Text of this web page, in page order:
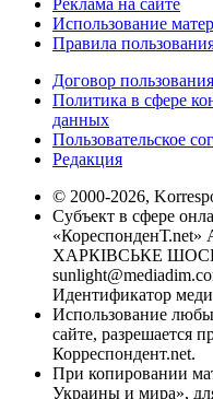
Реклама на сайте
Использование
Правила
Договор
Политика в сфере
данных
Пользовательское
Редакция
© 2000-2026,
Субъект в сфере
«КореспонденТ.net»
ХАРКІВСЬКЕ ШОСЕ,
Идентификатор
Использование
сайте, разрешается
Корреспондент.net.
При копировании
Украины и мира»,